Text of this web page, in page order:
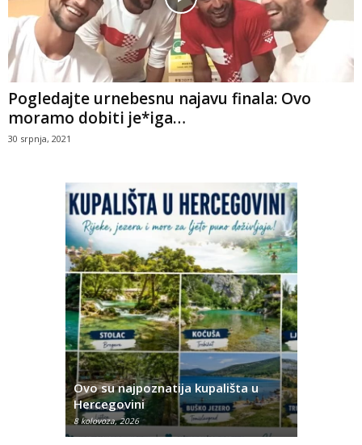
Pogledajte urnebesnu najavu finala: Ovo
moramo dobiti je*iga…
30 srpnja, 2021
Ovo su najpoznatija kupališta u
Hercegovini
8 kolovoza, 2026